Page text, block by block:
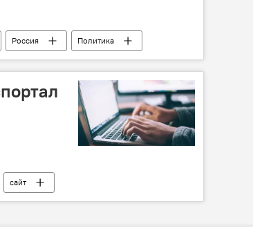
Россия Политика
сайт